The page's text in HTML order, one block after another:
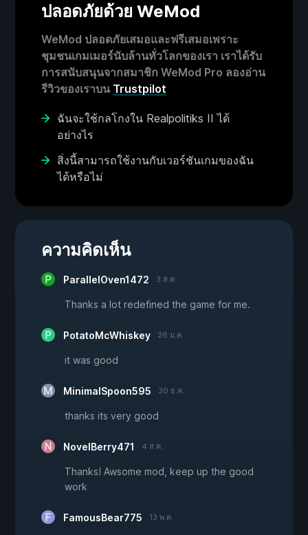
ปลอดภัยด้วย WeMod
WeMod ปลอดภัยเสมอและฟรีเสมอเพราะ
ชุมชนเกมเมอร์นับล้านทั่วโลกของเรา เราได้รับ
การสนับสนุนจากสมาชิก WeMod Pro ลองอ่าน
รีวิวของเราบน Trustpilot
ฉันจะใช้กลโกงใน Realpolitiks II ได้
อย่างไร
สิ่งนี้สามารถใช้งานกับเวอร์ชันเกมของฉัน
ได้หรือไม่
ความคิดเห็น
ParallelOven1472 3 ส.ค.
Thanks a lot redefined the game for me.
PotatoMcWhiskey 26 ม.ค.
it was good
MinimalSpoon595 30 ธ.ค.
thanks its very good
NovelBerry471 4 ส.ค.
Thanks! Awsome mod, keep up the good
work
FamousBear775 13 พ.ค.